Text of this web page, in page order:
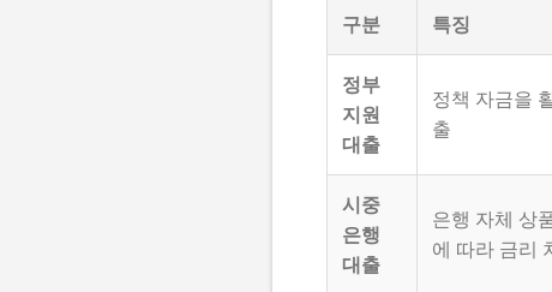
구분 특징
정부
지원
대출
정책 자금을
출
시중
은행
대출
은행 자체 상
에 따라 금리